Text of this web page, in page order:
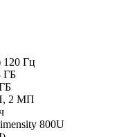
120 Гц
ГБ
2 МП
800U